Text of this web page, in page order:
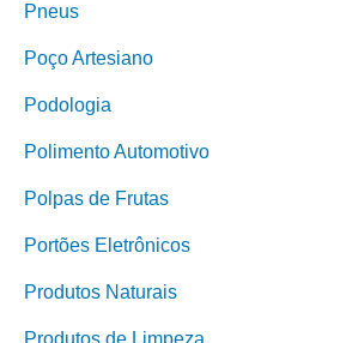
Pneus
Poço Artesiano
Podologia
Polimento Automotivo
Polpas de Frutas
Portões Eletrônicos
Produtos Naturais
Produtos de Limpeza